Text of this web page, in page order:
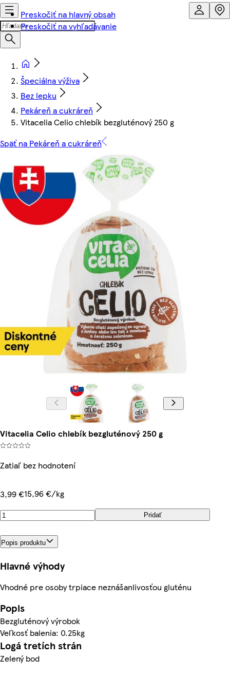
Preskočiť na hlavný obsah
Preskočiť na vyhľadávanie
Špeciálna výživa
Bez lepku
Pekáreň a cukráreň
Vitacelia Celio chlebík bezgluténový 250 g
Späť na Pekáreň a cukráreň
Vitacelia Celio chlebík bezgluténový 250 g
Zatiaľ bez hodnotení
3,99 €15,96 €/kg
Pridať
Popis produktu
Hlavné výhody
Vhodné pre osoby trpiace neznášanlivosťou gluténu
Popis
Bezgluténový výrobok
Veľkosť balenia: 0.25kg
Logá tretích strán
Zelený bod